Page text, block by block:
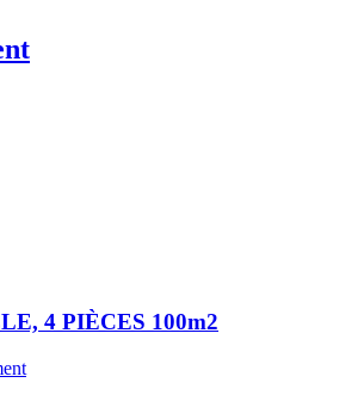
4 PIÈCES 100m2